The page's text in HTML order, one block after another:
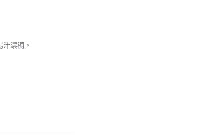
濃稠。